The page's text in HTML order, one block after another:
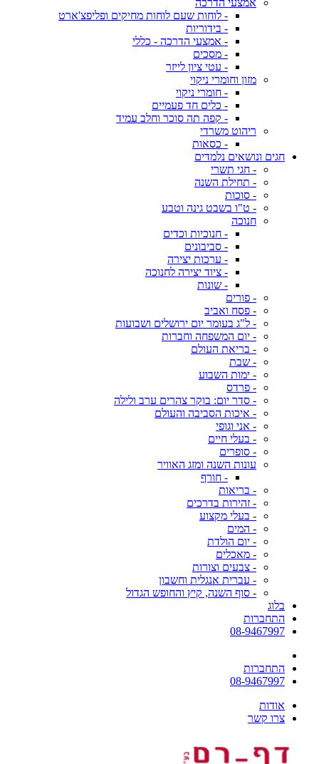
אמצעי הדרכה
- לוחות שעם לוחות מחיקים ופליפצ'ארט
- בידוריות
- אמצעי הדרכה - כללי
- מסכים
- עטי ציון לייזר
מזון וחומרי ניקוי
- חומרי ניקוי
- כלים חד פעמיים
- קפה תה סוכר וחלב עמיד
ריהוט משרדי
- כסאות
חגים ונושאים נלמדים
- חגי תשרי
- תחילת השנה
- סוכות
- ט"ו בשבט גינה וטבע
חנוכה
- חנוכיות וכדים
- סביבונים
- ערכות יצירה
- ציוד יצירה לחנוכה
- שונות
- פורים
- פסח ואביב
- ל"ג בעומר יום ירושלים ושבועות
- יום המשפחה וחברות
- בריאת העולם
- שבת
- ימות השבוע
- פרדס
- סדר יום: בוקר צהרים ערב ולילה
- איכות הסביבה והעולם
- אני וגופי
- בעלי חיים
- סופרים
עונות השנה ומזג האוויר
- חורף
- בריאות
- זהירות בדרכים
- בעלי מקצוע
- המים
- יום הולדת
- מאכלים
- צבעים וצורות
- עברית אנגלית וחשבון
- סוף השנה, קיץ והחופש הגדול
בלוג
התחברות
08-9467997
התחברות
08-9467997
אודות
צרו קשר